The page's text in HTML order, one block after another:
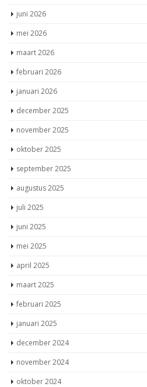
juni 2026
mei 2026
maart 2026
februari 2026
januari 2026
december 2025
november 2025
oktober 2025
september 2025
augustus 2025
juli 2025
juni 2025
mei 2025
april 2025
maart 2025
februari 2025
januari 2025
december 2024
november 2024
oktober 2024